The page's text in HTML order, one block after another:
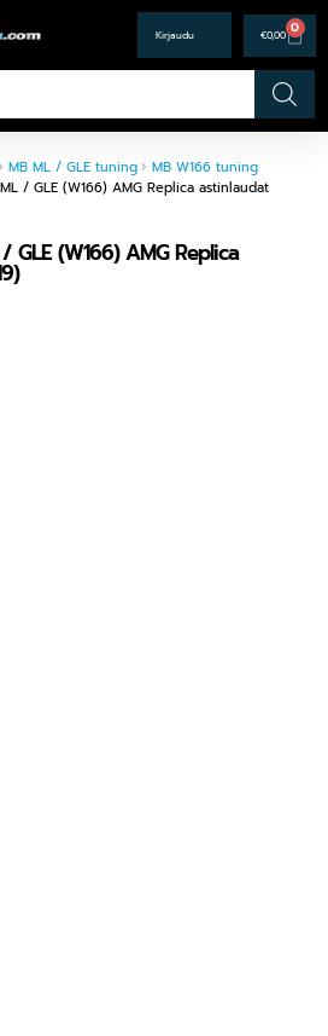
€0,00 0
MB ML / GLE tuning
MB W166 tuning
/ GLE (W166) AMG Replica astinlaudat
GLE (W166) AMG Replica